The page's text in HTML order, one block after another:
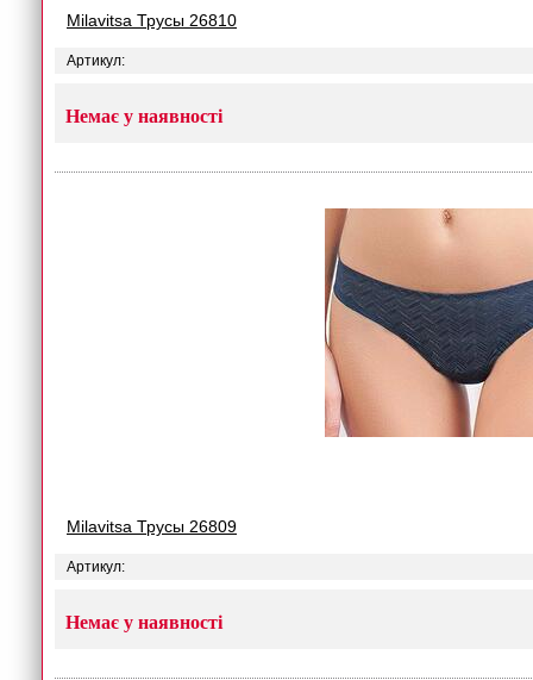
Milavitsa Трусы 26810
Артикул:
Немає у наявності
Milavitsa Трусы 26809
Артикул:
Немає у наявності